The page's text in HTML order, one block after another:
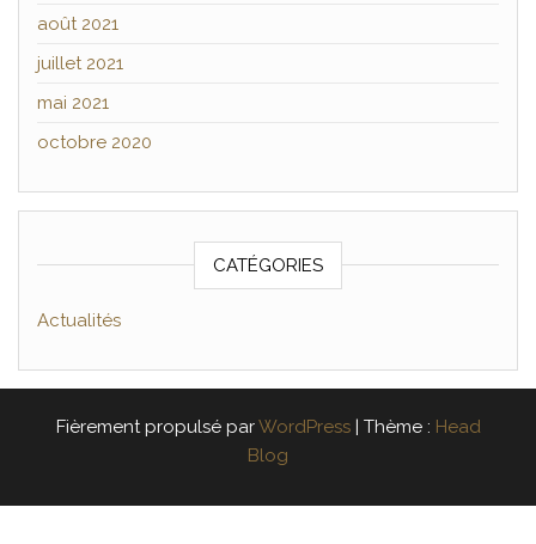
août 2021
juillet 2021
mai 2021
octobre 2020
CATÉGORIES
Actualités
Fièrement propulsé parWordPress Thème : Head
Blog